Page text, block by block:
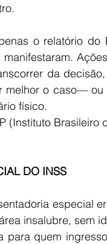
o relatório
da
o caso—
físico.
(Instituto Brasileiro
DO INSS
especial
insalubre, sem
para quem